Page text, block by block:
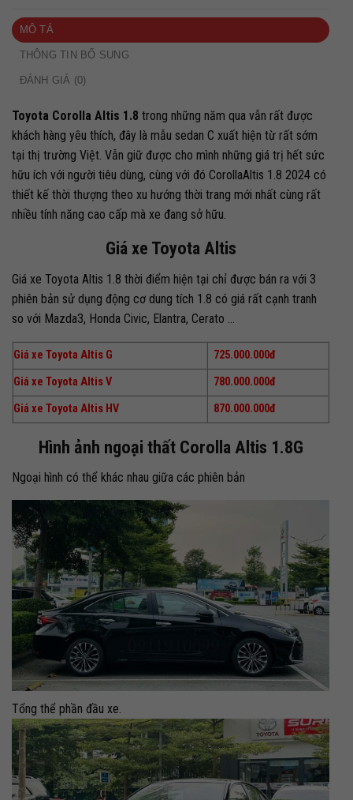
MÔ TẢ
THÔNG TIN BỔ SUNG
ĐÁNH GIÁ (0)
Toyota Corolla Altis 1.8 trong những năm qua vẫn rất được
khách hàng yêu thích, đây là mẫu sedan C xuất hiện từ rất sớm
tại thị trường Việt. Vẫn giữ được cho mình những giá trị hết sức
hữu ích với người tiêu dùng, cùng với đó CorollaAltis 1.8 2024 có
thiết kế thời thượng theo xu hướng thời trang mới nhất cùng rất
nhiều tính năng cao cấp mà xe đang sở hữu.
Giá xe Toyota Altis
Giá xe Toyota Altis 1.8 thời điểm hiện tại chỉ được bán ra với 3
phiên bản sử dụng động cơ dung tích 1.8 có giá rất cạnh tranh
so với Mazda3, Honda Civic, Elantra, Cerato …
Giá xe Toyota Altis G
725.000.000đ
Giá xe Toyota Altis V
780.000.000đ
Giá xe Toyota Altis HV
870.000.000đ
Hình ảnh ngoại thất Corolla Altis 1.8G
Ngoại hình có thể khác nhau giữa các phiên bản
Tổng thể phần đầu xe.